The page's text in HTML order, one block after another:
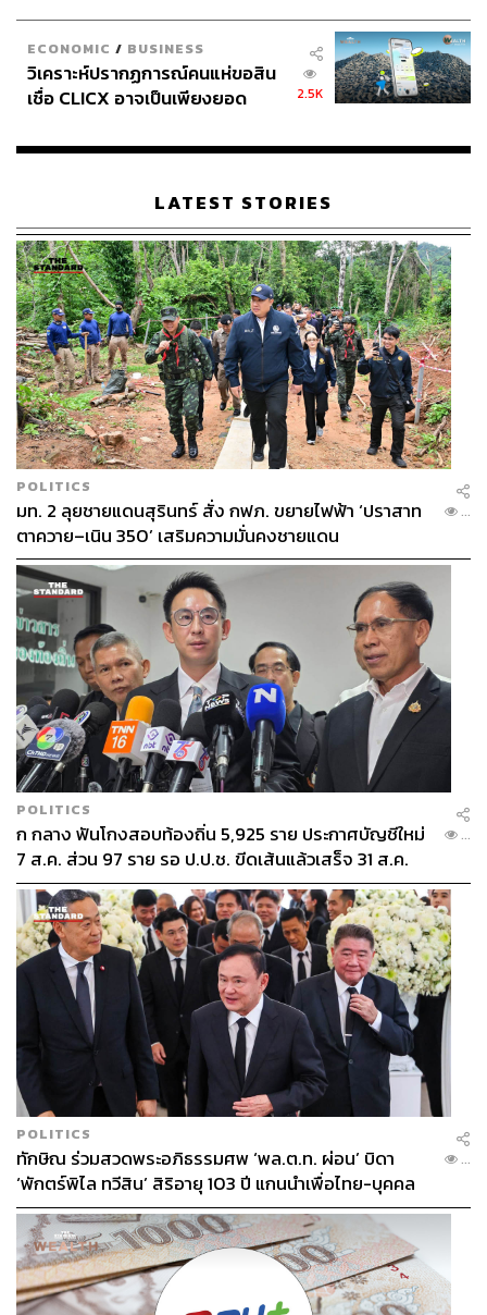
ECONOMIC / BUSINESS
วิเคราะห์ปรากฏการณ์คนแห่ขอสิน
เชื่อ CLICX อาจเป็นเพียงยอด
เรือนไทยที่ถูกซุกไว้
2.5K
LATEST STORIES
POLITICS
มท. 2 ลุยชายแดนสุรินทร์ สั่ง กฟภ. ขยายไฟฟ้า ‘ปราสาท
ตาควาย–เนิน 350’ เสริมความมั่นคงชายแดน
...
POLITICS
ก กลาง ฟันโกงสอบท้องถิ่น 5,925 ราย ประกาศบัญชีใหม่
7 ส.ค. ส่วน 97 ราย รอ ป.ป.ช. ขีดเส้นแล้วเสร็จ 31 ส.ค.
...
POLITICS
ทักษิณ ร่วมสวดพระอภิธรรมศพ ‘พล.ต.ท. ผ่อน’ บิดา
‘พักตร์พิไล ทวีสิน’ สิริอายุ 103 ปี แกนนำเพื่อไทย-บุคคล
หลากวงการร่วมอาลัย
...